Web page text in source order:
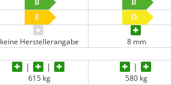
E D
keine Herstellerangabe 8 mm
615 kg 580 kg